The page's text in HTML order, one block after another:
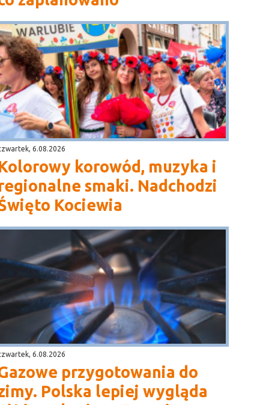
6.08.2026
korowód, muzyka i
smaki. Nadchodzi
Kociewia
6.08.2026
przygotowania do
Polska lepiej wygląda